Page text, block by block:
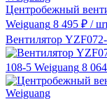
Центробежный
Weiguang 8 495 ₽ /
Вентилятор
108-5 Weiguang 8